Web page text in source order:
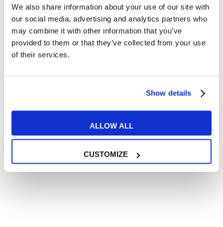
We also share information about your use of our site with
our social media, advertising and analytics partners who
may combine it with other information that you’ve
provided to them or that they’ve collected from your use
of their services.
Show details
ALLOW ALL
CUSTOMIZE
Articoli divertenti su film e musica
In quanto di età superiore ai 16 anni, dichiaro di acconsentire
al trattamento dei miei dati personali in conformità
all’informativa privacy.
Desidero ricevere comunicazioni commerciali e promozionali